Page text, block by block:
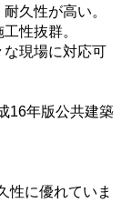
久性が高い。
性抜群。
現場に対応可
16年版公共建築
性に優れていま